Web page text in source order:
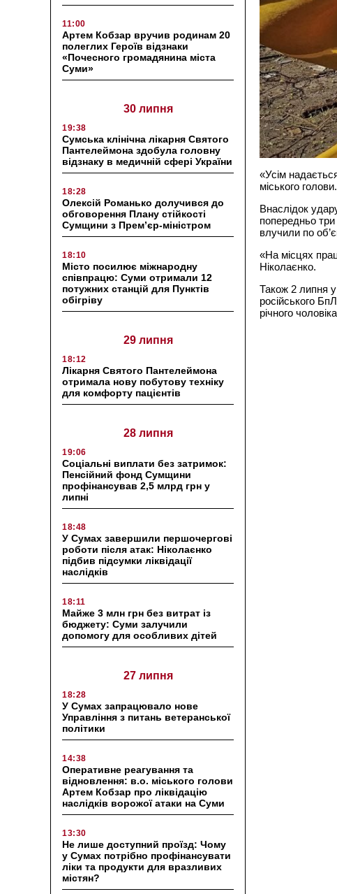
11:00
Артем Кобзар вручив родинам 20
полеглих Героїв відзнаки
«Почесного громадянина міста
Суми»
30 липня
19:38
Сумська клінічна лікарня Святого
Пантелеймона здобула головну
відзнаку в медичній сфері України
18:28
Олексій Романько долучився до
обговорення Плану стійкості
Сумщини з Прем’єр-міністром
18:10
Місто посилює міжнародну
співпрацю: Суми отримали 12
потужних станцій для Пунктів
обігріву
29 липня
18:12
Лікарня Святого Пантелеймона
отримала нову побутову техніку
для комфорту пацієнтів
28 липня
19:06
Соціальні виплати без затримок:
Пенсійний фонд Сумщини
профінансував 2,5 млрд грн у
липні
18:48
У Сумах завершили першочергові
роботи після атак: Ніколаєнко
підбив підсумки ліквідації
наслідків
18:11
Майже 3 млн грн без витрат із
бюджету: Суми залучили
допомогу для особливих дітей
27 липня
18:28
У Сумах запрацювало нове
Управління з питань ветеранської
політики
14:38
Оперативне реагування та
відновлення: в.о. міського голови
Артем Кобзар про ліквідацію
наслідків ворожої атаки на Суми
13:30
Не лише доступний проїзд: Чому
у Сумах потрібно профінансувати
ліки та продукти для вразливих
містян?
«Усім
міського голови.
Внаслідок
попередньо три
влучили по
«На місцях
Ніколаєнко.
Також 2 липня
російського
річного